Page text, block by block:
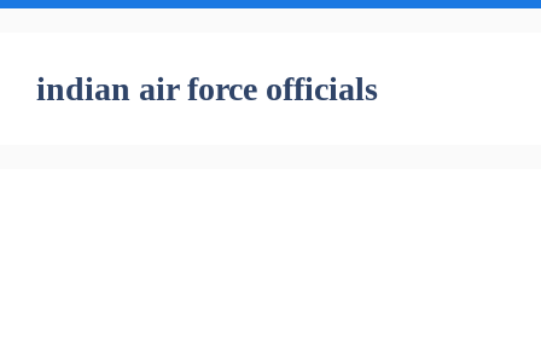
indian air force officials